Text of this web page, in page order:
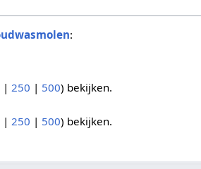
:
| 250 | 500) bekijken.
|250 | 500) bekijken.